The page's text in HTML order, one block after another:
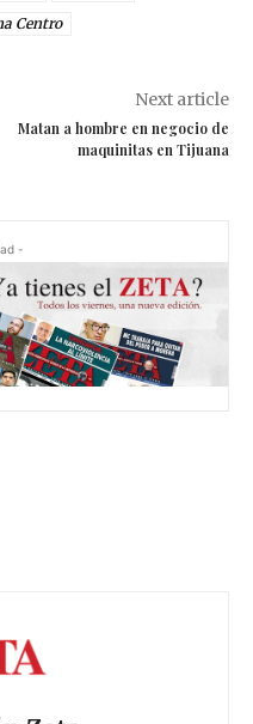
Centro
Next article
Matan a hombre en negocio de
maquinitas en Tijuana
-